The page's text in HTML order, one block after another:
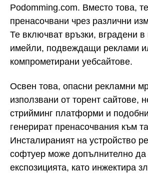
Podomming.com. Вместо това,
пренасочвани чрез различни
Те включват връзки, вградени
имейли, подвеждащи реклами
компрометирани уебсайтове.
Освен това, опасни рекламни
използвани от торент сайтове,
стрийминг платформи и
генерират пренасочвания към
Инсталираният на устройство
софтуер може допълнително да
експозицията, като инжектира